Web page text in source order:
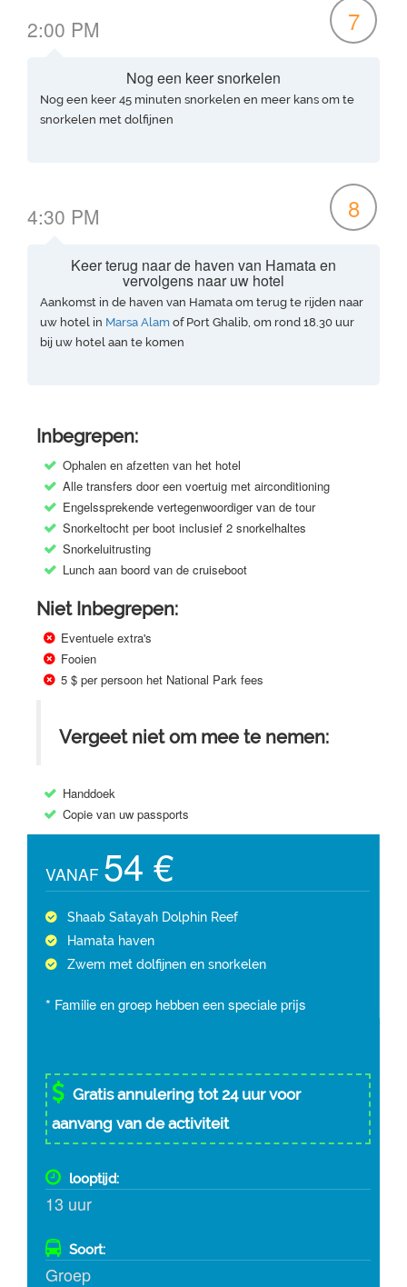
2:00 PM 7
Nog een keer snorkelen
Nog een keer 45 minuten snorkelen en meer kans om te
snorkelen met dolfijnen
4:30 PM 8
Keer terug naar de haven van Hamata en
vervolgens naar uw hotel
Aankomst in de haven van Hamata om terug te rijden naar
uw hotel in Marsa Alam of Port Ghalib, om rond 18.30 uur
bij uw hotel aan te komen
Inbegrepen:
Ophalen en afzetten van het hotel
Alle transfers door een voertuig met airconditioning
Engelssprekende vertegenwoordiger van de tour
Snorkeltocht per boot inclusief 2 snorkelhaltes
Snorkeluitrusting
Lunch aan boord van de cruiseboot
Niet Inbegrepen:
Eventuele extra's
Fooien
5 $ per persoon het National Park fees
Vergeet niet om mee te nemen:
Handdoek
Copie van uw passports
VANAF 54 €
Shaab Satayah Dolphin Reef
Hamata haven
Zwem met dolfijnen en snorkelen
* Familie en groep hebben een speciale prijs
Gratis annulering tot 24 uur voor
aanvang van de activiteit
looptijd:
13 uur
Soort:
Groep